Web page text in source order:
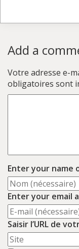
Add a
Votre adresse e-
obligatoires sont
Enter your name
Enter your email
Saisir l’URL de